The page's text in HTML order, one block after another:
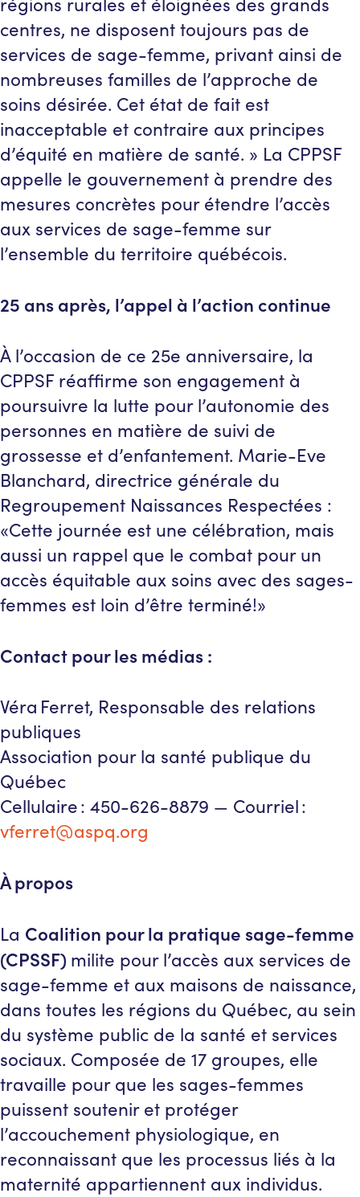
centres, ne disposent toujours pas de
services de sage-femme, privant ainsi de
nombreuses familles de l’approche de
soins désirée. Cet état de fait est
inacceptable et contraire aux principes
d’équité en matière de santé. » La CPPSF
appelle le gouvernement à prendre des
mesures concrètes pour étendre l’accès
aux services de sage-femme sur
l’ensemble du territoire québécois.
25 ans après, l’appel à l’action continue
À l’occasion de ce 25e anniversaire, la
CPPSF réaffirme son engagement à
poursuivre la lutte pour l’autonomie des
personnes en matière de suivi de
grossesse et d’enfantement. Marie-Eve
Blanchard, directrice générale du
Regroupement Naissances Respectées :
«Cette journée est une célébration, mais
aussi un rappel que le combat pour un
accès équitable aux soins avec des sages-
femmes est loin d’être terminé!»
Contact pour les médias :
Véra Ferret, Responsable des relations
publiques
Association pour la santé publique du
Québec
Cellulaire : 450-626-8879 — Courriel :
vferret@aspq.org
À propos
La Coalition pour la pratique sage-femme
(CPSSF) milite pour l’accès aux services de
sage-femme et aux maisons de naissance,
dans toutes les régions du Québec, au sein
du système public de la santé et services
sociaux. Composée de 17 groupes, elle
travaille pour que les sages-femmes
puissent soutenir et protéger
l’accouchement physiologique, en
reconnaissant que les processus liés à la
maternité appartiennent aux individus.